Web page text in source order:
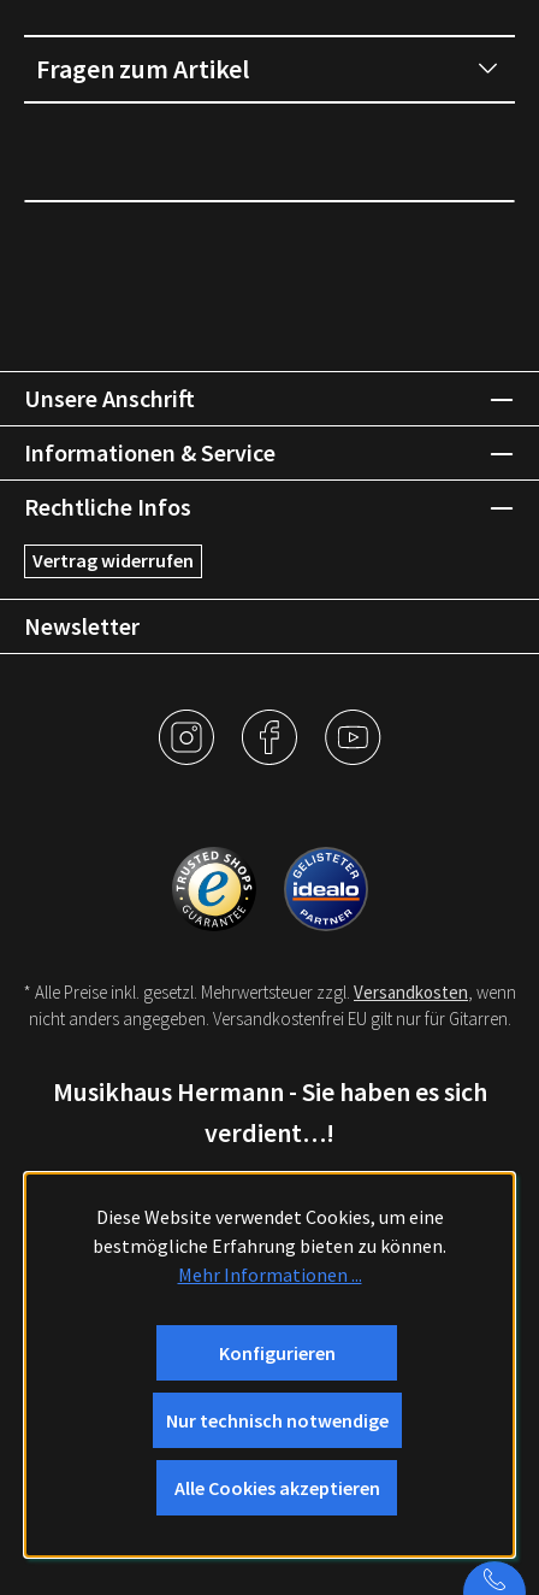
Fragen zum Artikel
Unsere Anschrift
Informationen & Service
Rechtliche Infos
Vertrag widerrufen
Newsletter
* Alle Preise inkl. gesetzl. Mehrwertsteuer zzgl. Versandkosten, wenn
nicht anders angegeben. Versandkostenfrei EU gilt nur für Gitarren.
Musikhaus Hermann - Sie haben es sich
verdient…!
Diese Website verwendet Cookies, um eine
bestmögliche Erfahrung bieten zu können.
Mehr Informationen ...
Nur technisch notwendige
Konfigurieren
Alle Cookies akzeptieren